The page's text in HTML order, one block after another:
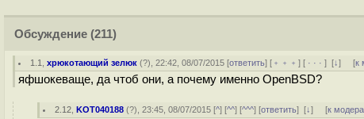
Обсуждение (211)
1.1 ,хрюкотающий зелюк (?), 22:42, 08/07/2015 [ответить] [ ﹢﹢﹢] [ · · ·][↓] [к
яфшокеваще, да чтоб они, а почему именно OpenBSD?
2.12 ,KOT040188 (?), 23:45, 08/07/2015 [^] [^^] [^^^] [ответить][↓] [к